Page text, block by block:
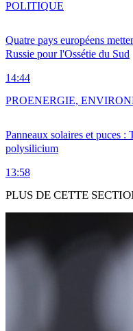
Quatre pays européens
Russie pour l'Ossétie du Sud
14:44
POLITIQUE
Panneaux solaires et puces :
polysilicium
13:58
PROENERGIE,
PLUS DE CETTE